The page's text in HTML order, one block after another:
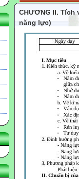
CHƯƠNG II.
năng lực)